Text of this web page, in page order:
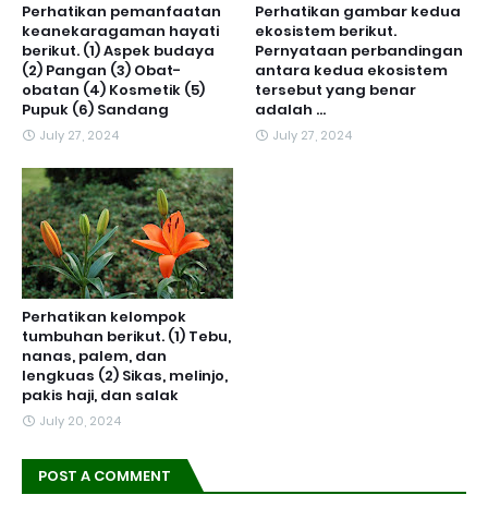
Perhatikan pemanfaatan
keanekaragaman hayati
berikut. (1) Aspek budaya
(2) Pangan (3) Obat-
obatan (4) Kosmetik (5)
Pupuk (6) Sandang
July 27, 2024
Perhatikan gambar kedua
ekosistem berikut.
Pernyataan perbandingan
antara kedua ekosistem
tersebut yang benar
adalah ...
July 27, 2024
Perhatikan kelompok
tumbuhan berikut. (1) Tebu,
nanas, palem, dan
lengkuas (2) Sikas, melinjo,
pakis haji, dan salak
July 20, 2024
POST A COMMENT